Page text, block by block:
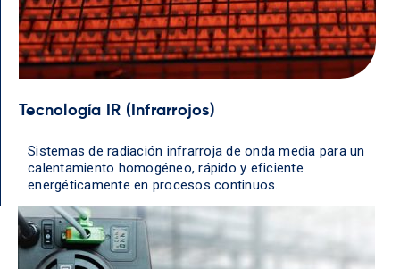
Tecnología IR (Infrarrojos)
Sistemas de radiación infrarroja de onda media para un
calentamiento homogéneo, rápido y eficiente
energéticamente en procesos continuos.